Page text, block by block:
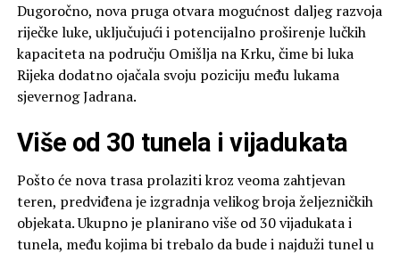
Dugoročno, nova pruga otvara mogućnost daljeg razvoja
riječke luke, uključujući i potencijalno proširenje lučkih
kapaciteta na području Omišlja na Krku, čime bi luka
Rijeka dodatno ojačala svoju poziciju među lukama
sjevernog Jadrana.
Više od 30 tunela i vijadukata
Pošto će nova trasa prolaziti kroz veoma zahtjevan
teren, predviđena je izgradnja velikog broja željezničkih
objekata. Ukupno je planirano više od 30 vijadukata i
tunela, među kojima bi trebalo da bude i najduži tunel u